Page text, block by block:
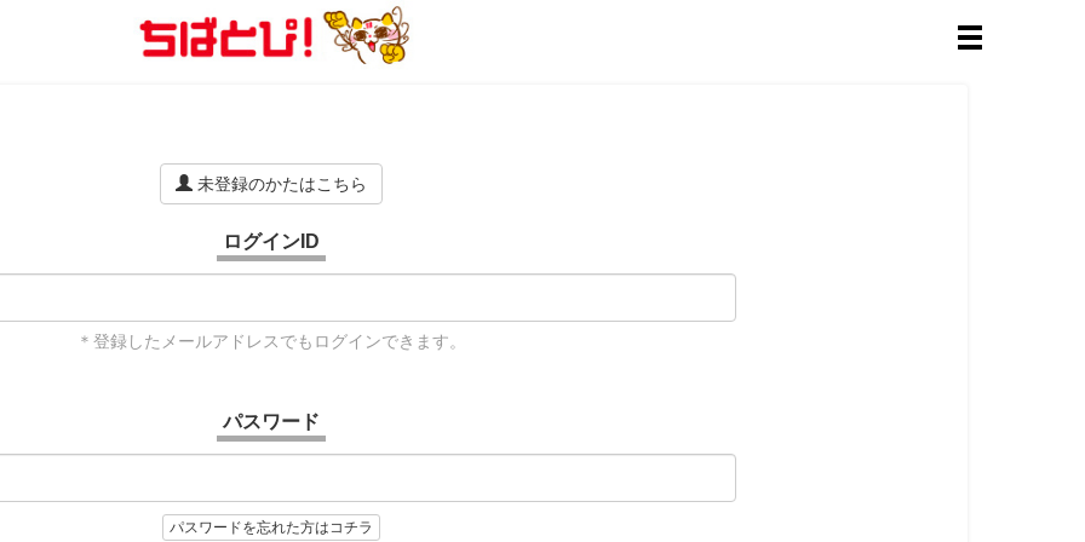
未登録のかたはこちら
ログインID
＊登録したメールアドレスでもログインできます。
パスワード
パスワードを忘れた方はコチラ